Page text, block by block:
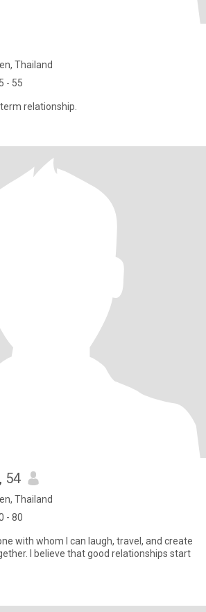
Thailand
- 55
relationship.
, 54
Thailand
- 80
with whom I can laugh, travel, and create
I believe that good relationships start